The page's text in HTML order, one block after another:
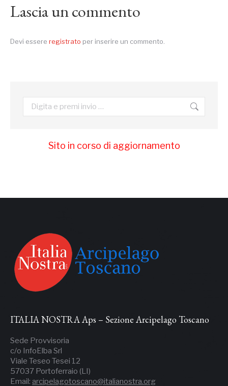
Lascia un commento
Devi essere registrato per inserire un commento.
Cerca:
Sito in corso di aggiornamento
ITALIA NOSTRA Aps – Sezione Arcipelago Toscano
Sede Provvisoria
c/o InfoElba Srl
Viale Teseo Tesei 12
57037 Portoferraio (LI)
Email: arcipelagotoscano@italianostra.org